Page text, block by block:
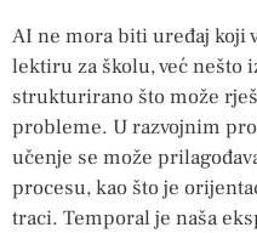
AI ne mora biti uređaj koji
lektiru za školu, već nešto
strukturirano što može
probleme. U razvojnim
učenje se može
procesu, kao što je
traci. Temporal je naša